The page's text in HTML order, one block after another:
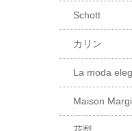
Schott
カリン
La moda
Maison